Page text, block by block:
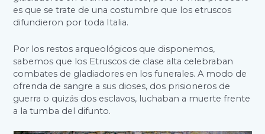
es que se trate de una costumbre que los etruscos
difundieron por toda Italia.
Por los restos arqueológicos que disponemos,
sabemos que los Etruscos de clase alta celebraban
combates de gladiadores en los funerales. A modo de
ofrenda de sangre a sus dioses, dos prisioneros de
guerra o quizás dos esclavos, luchaban a muerte frente
a la tumba del difunto.